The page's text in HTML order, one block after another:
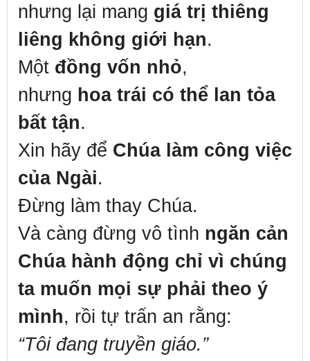
nhưng lại mang giá trị thiêng
liêng không giới hạn.
Một đồng vốn nhỏ,
nhưng hoa trái có thể lan tỏa
bất tận.
Xin hãy để Chúa làm công việc
của Ngài.
Đừng làm thay Chúa.
Và càng đừng vô tình ngăn cản
Chúa hành động chỉ vì chúng
ta muốn mọi sự phải theo ý
mình, rồi tự trấn an rằng:
“Tôi đang truyền giáo.”